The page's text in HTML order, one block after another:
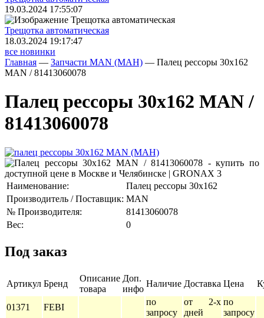
19.03.2024 17:55:07
Трещoтка автоматическая
18.03.2024 19:17:47
все новинки
Главная — Запчасти MAN (МАН) — Палец рессоры 30x162
MAN / 81413060078
Палец рессоры 30x162 MAN /
81413060078
Наименование:
Палец рессоры 30x162
Производитель / Поставщик: MAN
№ Производителя:
81413060078
Вес:
0
Под заказ
Артикул Бренд
Описание
товара
Доп.
инфо
Наличие Доставка Цена
01371 FEBI
по
запросу
от 2-х
дней
по
запросу